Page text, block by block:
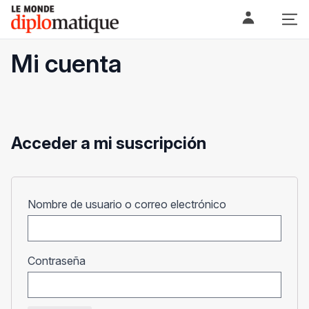
Skip
content
Le monde diplomatique
Mi cuenta
Acceder a mi suscripción
Nombre de usuario o correo electrónico
Contraseña